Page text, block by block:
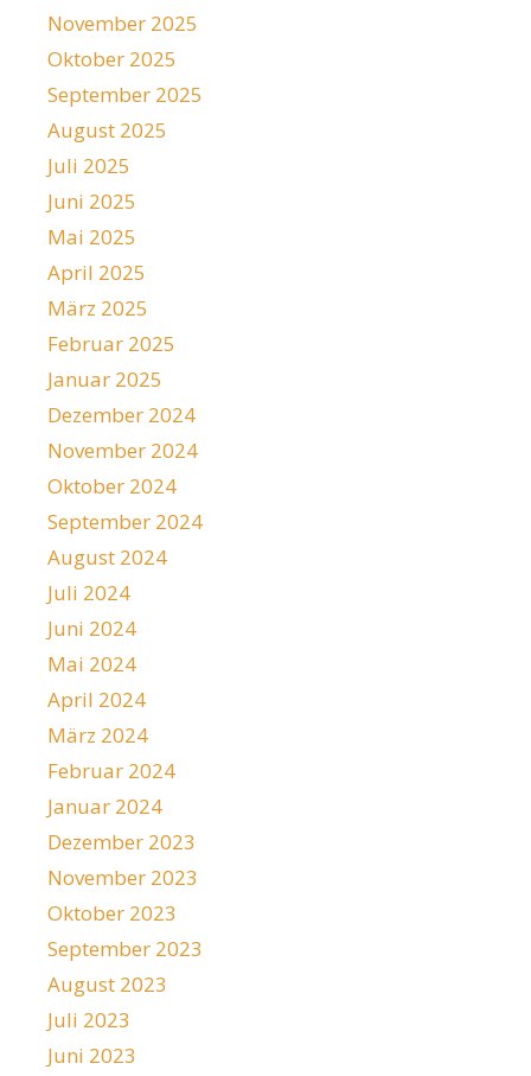
November 2025
Oktober 2025
September 2025
August 2025
Juli 2025
Juni 2025
Mai 2025
April 2025
März 2025
Februar 2025
Januar 2025
Dezember 2024
November 2024
Oktober 2024
September 2024
August 2024
Juli 2024
Juni 2024
Mai 2024
April 2024
März 2024
Februar 2024
Januar 2024
Dezember 2023
November 2023
Oktober 2023
September 2023
August 2023
Juli 2023
Juni 2023